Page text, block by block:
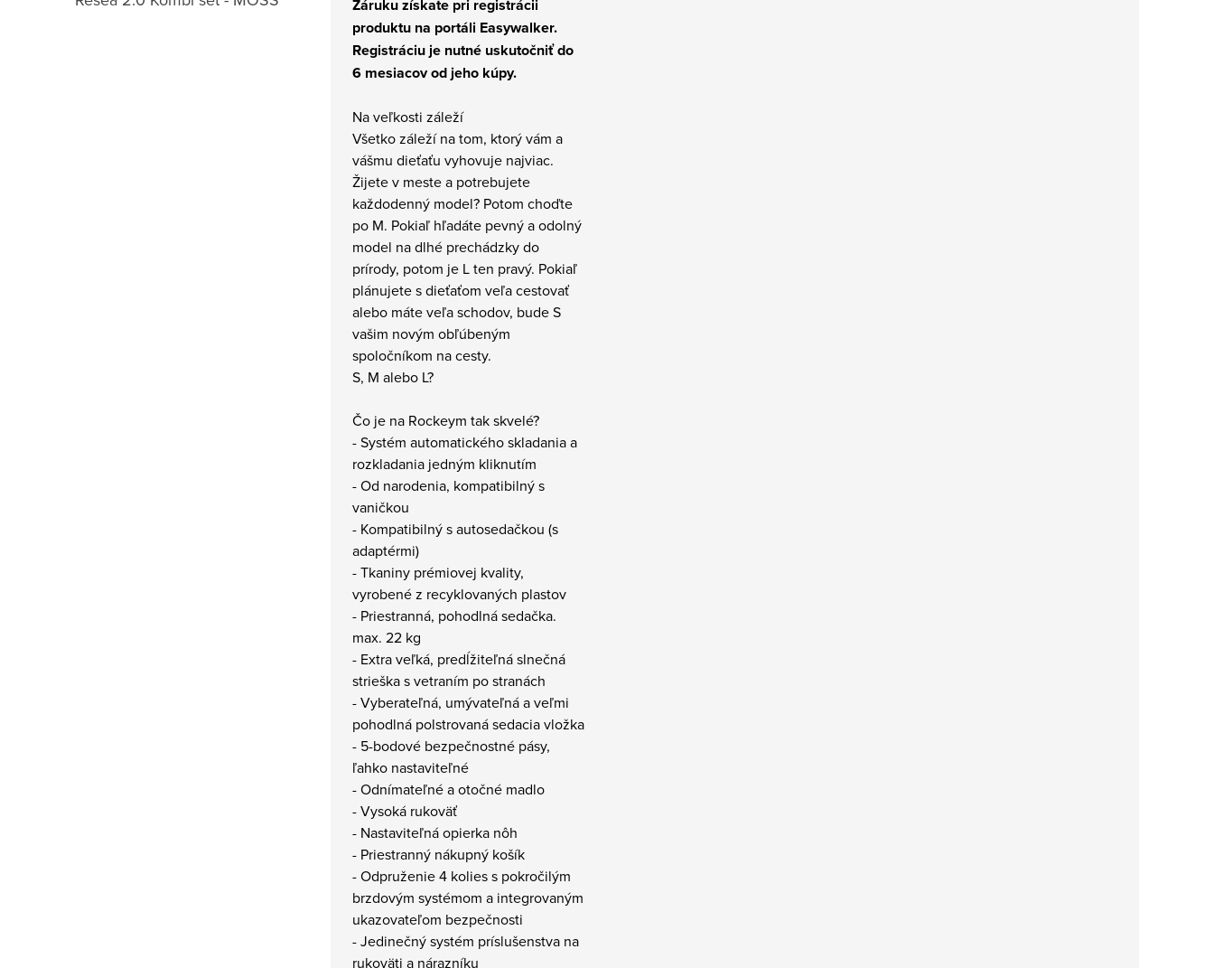
Záruku získate pri registrácii
produktu na portáli Easywalker.
Registráciu je nutné uskutočniť do
6 mesiacov od jeho kúpy.
Na veľkosti záleží
Všetko záleží na tom, ktorý vám a
vášmu dieťaťu vyhovuje najviac.
Žijete v meste a potrebujete
každodenný model? Potom choďte
po M. Pokiaľ hľadáte pevný a odolný
model na dlhé prechádzky do
prírody, potom je L ten pravý. Pokiaľ
plánujete s dieťaťom veľa cestovať
alebo máte veľa schodov, bude S
vašim novým obľúbeným
spoločníkom na cesty.
S, M alebo L?
Čo je na Rockeym tak skvelé?
- Systém automatického skladania a
rozkladania jedným kliknutím
- Od narodenia, kompatibilný s
vaničkou
- Kompatibilný s autosedačkou (s
adaptérmi)
- Tkaniny prémiovej kvality,
vyrobené z recyklovaných plastov
- Priestranná, pohodlná sedačka.
max. 22 kg
- Extra veľká, predĺžiteľná slnečná
strieška s vetraním po stranách
- Vyberateľná, umývateľná a veľmi
pohodlná polstrovaná sedacia vložka
- 5-bodové bezpečnostné pásy,
ľahko nastaviteľné
- Odnímateľné a otočné madlo
- Vysoká rukoväť
- Nastaviteľná opierka nôh
- Priestranný nákupný košík
- Odpruženie 4 kolies s pokročilým
brzdovým systémom a integrovaným
ukazovateľom bezpečnosti
- Jedinečný systém príslušenstva na
rukoväti a nárazníku